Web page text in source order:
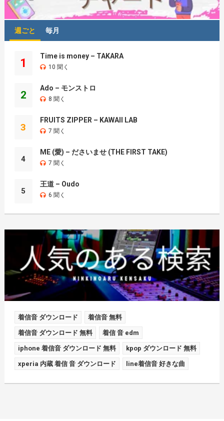
週ごと 毎月
1
Time is money – TAKARA
10 聞く
2
Ado – モンストロ
8 聞く
3
FRUITS ZIPPER – KAWAII LAB
7 聞く
4
ME (愛) – ださいませ (THE FIRST TAKE)
7 聞く
5
王道 – Oudo
6 聞く
着信音 ダウンロード 着信音 無料
着信音 ダウンロード 無料 着信 音 edm
iphone 着信音 ダウンロード 無料 kpop ダウンロード 無料
xperia 内蔵 着信 音 ダウンロード line着信音 好きな曲